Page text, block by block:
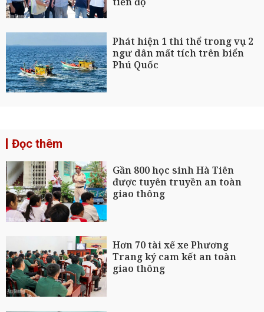
Phát hiện 1 thi thể trong vụ 2
ngư dân mất tích trên biển
Phú Quốc
Đọc thêm
Gần 800 học sinh Hà Tiên
được tuyên truyền an toàn
giao thông
Hơn 70 tài xế xe Phương
Trang ký cam kết an toàn
giao thông